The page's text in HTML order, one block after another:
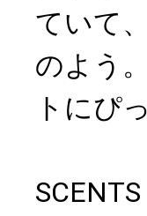
ていて
のよう
トにぴ